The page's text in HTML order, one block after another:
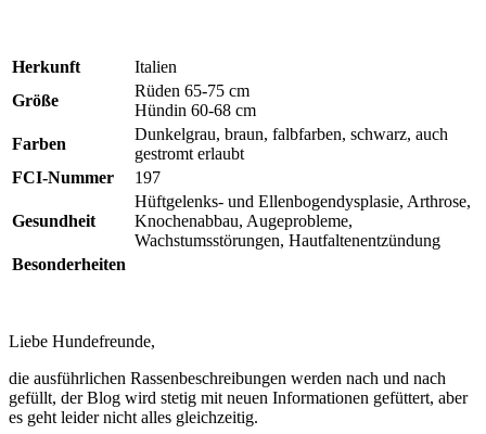
Herkunft
Italien
Größe
Rüden 65-75 cm
Hündin 60-68 cm
Farben
Dunkelgrau, braun, falbfarben, schwarz, auch
gestromt erlaubt
FCI-Nummer
197
Gesundheit
Hüftgelenks- und Ellenbogendysplasie, Arthrose,
Knochenabbau, Augeprobleme,
Wachstumsstörungen, Hautfaltenentzündung
Besonderheiten
Liebe Hundefreunde,
die ausführlichen Rassenbeschreibungen werden nach und nach
gefüllt, der Blog wird stetig mit neuen Informationen gefüttert, aber
es geht leider nicht alles gleichzeitig.